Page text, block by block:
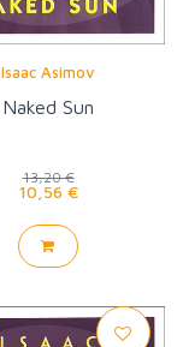
Isaac Asimov
Naked Sun
13,20 €
10,56 €